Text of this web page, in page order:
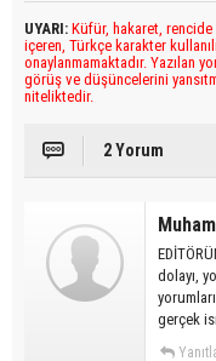
UYARI: Küfür, hakaret, rencide
içeren, Türkçe karakter
onaylanmamaktadır. Yazılan
görüş ve düşüncelerini
niteliktedir.
2 Yorum
dolayı,
gerçek